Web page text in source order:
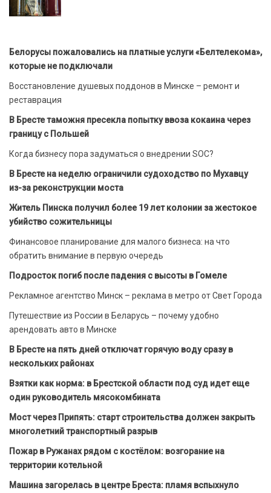
Белорусы пожаловались на платные услуги «Белтелекома»,
которые не подключали
Восстановление душевых поддонов в Минске – ремонт и
реставрация
В Бресте таможня пресекла попытку ввоза кокаина через
границу с Польшей
Когда бизнесу пора задуматься о внедрении SOC?
В Бресте на неделю ограничили судоходство по Мухавцу
из-за реконструкции моста
Житель Пинска получил более 19 лет колонии за жестокое
убийство сожительницы
Финансовое планирование для малого бизнеса: на что
обратить внимание в первую очередь
Подросток погиб после падения с высоты в Гомеле
Рекламное агентство Минск – реклама в метро от Свет Города
Путешествие из России в Беларусь – почему удобно
арендовать авто в Минске
В Бресте на пять дней отключат горячую воду сразу в
нескольких районах
Взятки как норма: в Брестской области под суд идет еще
один руководитель мясокомбината
Мост через Припять: старт строительства должен закрыть
многолетний транспортный разрыв
Пожар в Ружанах рядом с костёлом: возгорание на
территории котельной
Машина загорелась в центре Бреста: пламя вспыхнуло